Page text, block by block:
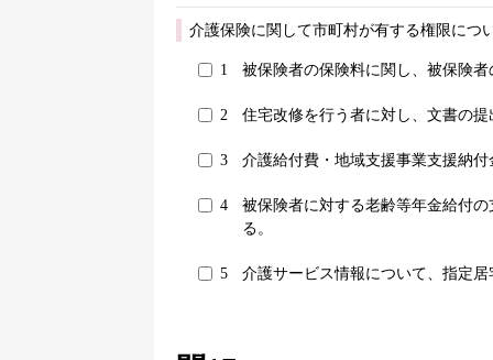
介護保険に関して市町村が有する権限につ
1 被保険者の保険料に関し、被保険
2 住宅改修を行う者に対し、文書の
3 介護給付費・地域支援事業支援納
4
被保険者に対する老齢等年金給付
る。
5 介護サービス情報について、指定